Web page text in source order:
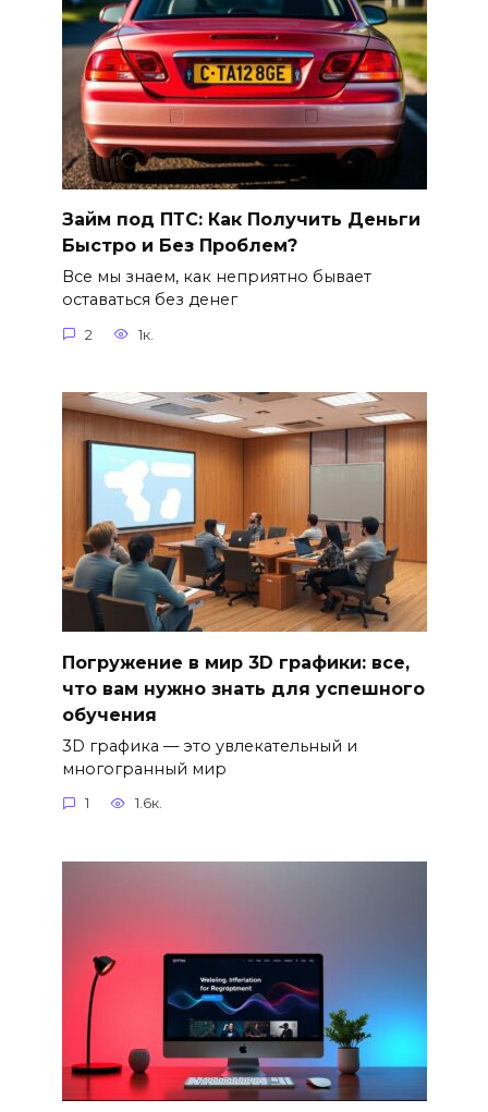
Займ под ПТС: Как Получить Деньги
Быстро и Без Проблем?
Все мы знаем, как неприятно бывает
оставаться без денег
2 1к.
Погружение в мир 3D графики: все,
что вам нужно знать для успешного
обучения
3D графика — это увлекательный и
многогранный мир
1 1.6к.